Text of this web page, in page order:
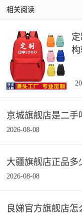
相关阅读
京城旗舰店是二手
2026-08-08
大疆旗舰店正品多
2026-08-08
良娣官方旗舰店怎